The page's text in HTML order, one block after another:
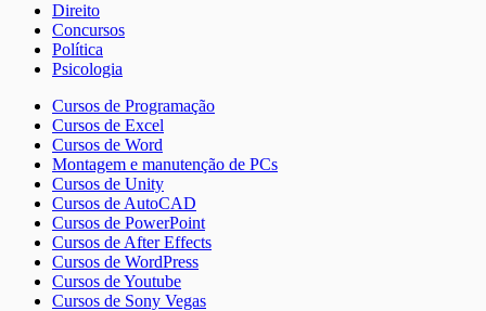
Direito
Concursos
Política
Psicologia
Cursos de Programação
Cursos de Excel
Cursos de Word
Montagem e manutenção de PCs
Cursos de Unity
Cursos de AutoCAD
Cursos de PowerPoint
Cursos de After Effects
Cursos de WordPress
Cursos de Youtube
Cursos de Sony Vegas